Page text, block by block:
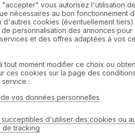
depuis un mois, le positionnement
du GPS ne fonctionne pas aussi
ligne.
en arrière plan ' Visorando' pour
de parcours ou un
me localise très bien.
à jour sont faites...aussi bien
one UI : 4.1
"accepter" vous autorisez l'utilisation
nécessaires au bon fonctionnement
d'autres cookies (éventuellement
personnalisation des annonces pour
et des offres adaptées à vos
tout moment modifier ce choix ou
ces cookies sur la page des
:
vos données personnelles
succeptibles d'utiliser des cookies ou
de tracking